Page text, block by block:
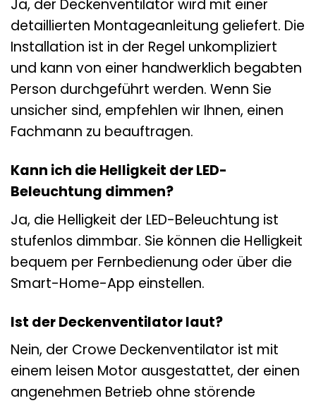
Ja, der Deckenventilator wird mit einer
detaillierten Montageanleitung geliefert. Die
Installation ist in der Regel unkompliziert
und kann von einer handwerklich begabten
Person durchgeführt werden. Wenn Sie
unsicher sind, empfehlen wir Ihnen, einen
Fachmann zu beauftragen.
Kann ich die Helligkeit der LED-
Beleuchtung dimmen?
Ja, die Helligkeit der LED-Beleuchtung ist
stufenlos dimmbar. Sie können die Helligkeit
bequem per Fernbedienung oder über die
Smart-Home-App einstellen.
Ist der Deckenventilator laut?
Nein, der Crowe Deckenventilator ist mit
einem leisen Motor ausgestattet, der einen
angenehmen Betrieb ohne störende